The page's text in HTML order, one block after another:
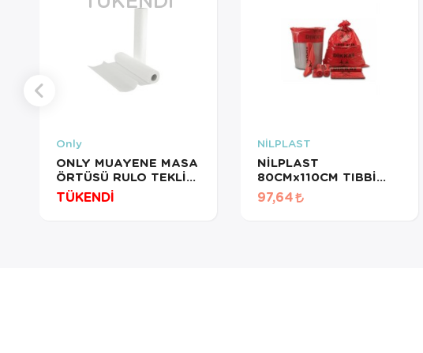
Only
ONLY MUAYENE MASA
ÖRTÜSÜ RULO TEKLİ
12,5MT
TÜKENDİ
NİLPLAST
NİLPLAST
80CMx110CM TIBBİ
ATIK POŞETİ 800GR
RULO:10 ADET
97,64